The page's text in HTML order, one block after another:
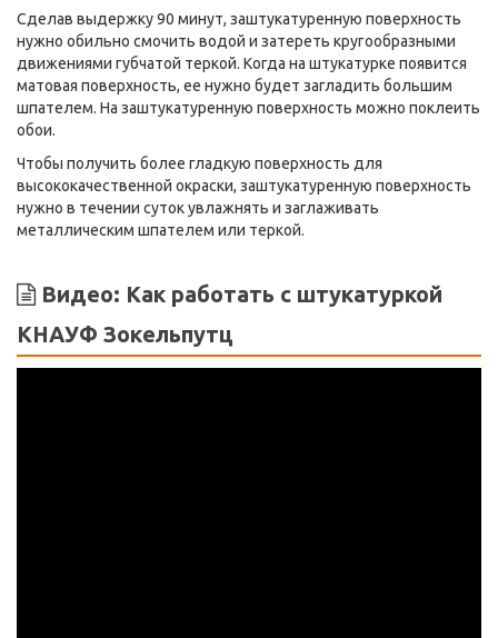
Сделав выдержку 90 минут, заштукатуренную поверхность
нужно обильно смочить водой и затереть кругообразными
движениями губчатой теркой. Когда на штукатурке появится
матовая поверхность, ее нужно будет загладить большим
шпателем. На заштукатуренную поверхность можно поклеить
обои.
Чтобы получить более гладкую поверхность для
высококачественной окраски, заштукатуренную поверхность
нужно в течении суток увлажнять и заглаживать
металлическим шпателем или теркой.
Видео: Как работать с штукатуркой
КНАУФ Зокельпутц